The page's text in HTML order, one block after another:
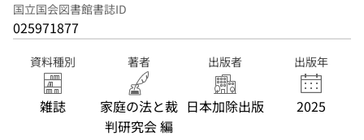
国立国会図書館書誌ID
025971877
資料種別
雑誌
著者
家庭の法と裁
判研究会 編
出版者
日本加除出版
出版年
2025